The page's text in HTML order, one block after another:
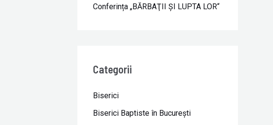
Conferința „BĂRBAŢII ŞI LUPTA LOR“
Categorii
Biserici
Biserici Baptiste în Bucureşti